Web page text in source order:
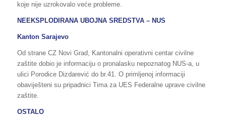
koje nije uzrokovalo veće probleme.
NEEKSPLODIRANA UBOJNA SREDSTVA – NUS
Kanton Sarajevo
Od strane CZ Novi Grad, Kantonalni operativni centar civilne
zaštite dobio je informaciju o pronalasku nepoznatog NUS-a, u
ulici Porodice Dizdarević do br.41. O primljenoj informaciji
obaviješteni su pripadnici Tima za UES Federalne uprave civilne
zaštite.
OSTALO